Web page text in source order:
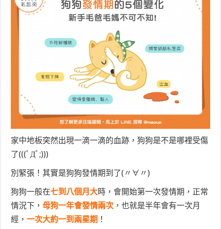
家中地板突然出現一滴一滴的血跡，狗狗是不是哪裡受傷
了(((ﾟДﾟ;)))
別緊張！其實是狗狗發情期到了(〃∀〃)
狗狗一般在七到八個月大時，會開始第一次發情期，正常
情況下， 母狗一年會發情兩次 ，也就是半年會有一次月
經，一次大約一到兩星期 ！